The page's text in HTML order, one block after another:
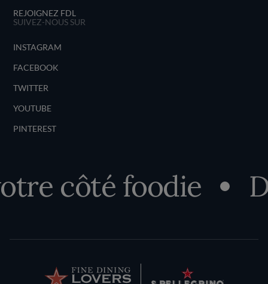
REJOIGNEZ FDL
SUIVEZ-NOUS SUR
INSTAGRAM
FACEBOOK
TWITTER
YOUTUBE
PINTEREST
foodie